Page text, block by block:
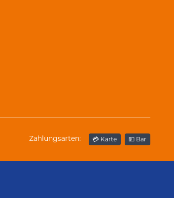
Zahlungsarten: 💳 Karte 💵 Bar